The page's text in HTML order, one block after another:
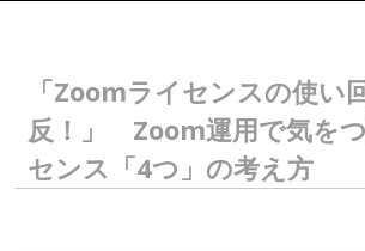
「Zoomライセンスの使い
反！」 Zoom運用で気を
センス「4つ」の考え方